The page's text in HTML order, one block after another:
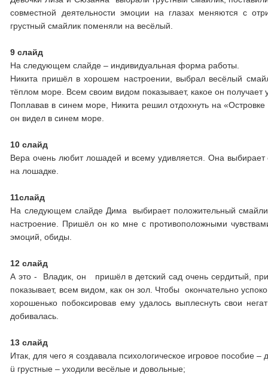
совместной деятельности эмоции на глазах меняются с
грустный смайлик поменяли на весёлый.
9 слайд
На следующем слайде – индивидуальная форма работы.
Никита пришёл в хорошем настроении, выбрал весёлый
тёплом море. Всем своим видом показывает, какое он получает
Поплавав в синем море, Никита решил отдохнуть на
он видел в синем море.
10 слайд
Вера очень любит лошадей и всему удивляется. Она выбирает
на лошадке.
11слайд
На следующем слайде Дима выбирает положительный
настроение. Пришёл он ко мне с противоположными
эмоций, обиды.
12 слайд
А это - Владик, он пришёл в детский сад очень сердитый,
показывает, всем видом, как он зол. Чтобы окончательно
хорошенько побоксировав ему удалось выплеснуть свои
добивалась.
13 слайд
Итак, для чего я создавала психологическое игровое пособие
ü грустные – уходили весёлые и довольные;